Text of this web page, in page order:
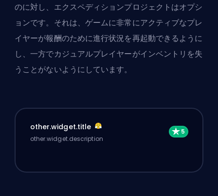
のに対し、エクスペディションプロジェクトはオプシ
ョンです。それは、ゲームに非常にアクティブなプレ
イヤーが報酬のために進行状況を再起動できるように
し、一方でカジュアルプレイヤーがインベントリを失
うことがないようにしています。
other.widget.title
other.widget.description